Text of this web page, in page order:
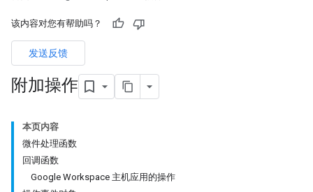
该内容对您有帮助吗？
发送反馈
附加操作
本页内容
微件处理函数
回调函数
Google Workspace 主机应用的操作